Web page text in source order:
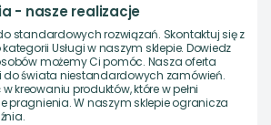
- nasze realizacje
standardowych rozwiązań. Skontaktuj się z
Usługi w naszym sklepie. Dowiedz
możemy Ci pomóc. Nasza oferta
do świata niestandardowych zamówień.
kreowaniu produktów, które w pełni
pragnienia. W naszym sklepie ogranicza